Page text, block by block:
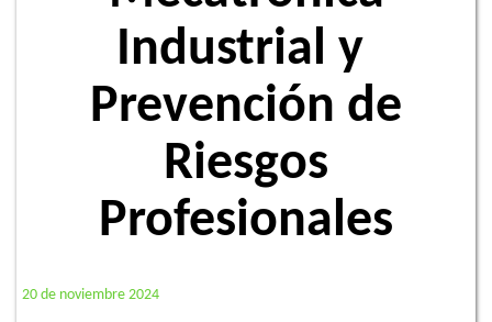
Industrial y
Prevención de
Riesgos
Profesionales
20 de noviembre 2024